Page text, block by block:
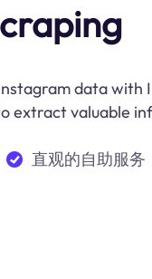
data with
extract valuable
直观的自助服务